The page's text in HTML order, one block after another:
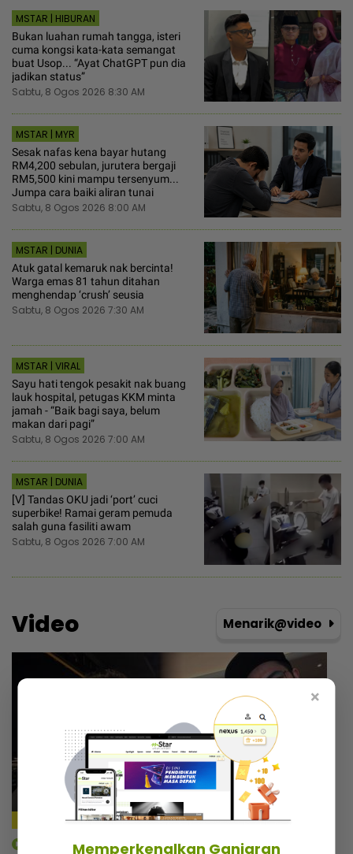
MSTAR | HIBURAN
Bukan luahan rumah tangga, isteri
cuma kongsi kata-kata semangat
buat Usop... “Ayat ChatGPT pun dia
jadikan status”
Sabtu, 8 Ogos 2026 8:30 AM
MSTAR | MYR
Sesak nafas kena bayar hutang
RM4,200 sebulan, jurutera bergaji
RM5,500 kini mampu tersenyum...
Jumpa cara baiki aliran tunai
Sabtu, 8 Ogos 2026 8:00 AM
MSTAR | DUNIA
Atuk gatal kemaruk nak bercinta!
Warga emas 81 tahun ditahan
menghendap ‘crush’ seusia
Sabtu, 8 Ogos 2026 7:30 AM
MSTAR | VIRAL
Sayu hati tengok pesakit nak buang
lauk hospital, petugas KKM minta
jamah - “Baik bagi saya, belum
makan dari pagi”
Sabtu, 8 Ogos 2026 7:00 AM
MSTAR | DUNIA
[V] Tandas OKU jadi ‘port’ cuci
superbike! Ramai geram pemuda
salah guna fasiliti awam
Sabtu, 8 Ogos 2026 7:00 AM
Video Menarik@video
mStar | Hiburan
×
Memperkenalkan Ganjaran